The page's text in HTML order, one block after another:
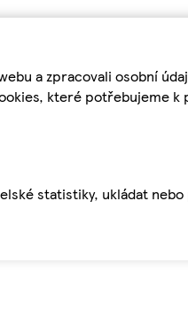
a zpracovali osobní
které potřebujeme
statistiky, ukládat